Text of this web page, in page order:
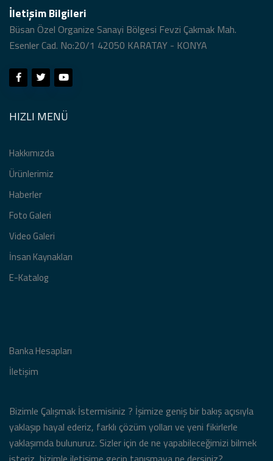
İletişim Bilgileri
Büsan Özel Organize Sanayi Bölgesi Fevzi Çakmak Mah.
Esenler Cad. No:20/1 42050 KARATAY - KONYA
HIZLI MENÜ
Hakkımızda
Ürünlerimiz
Haberler
Foto Galeri
Video Galeri
İnsan Kaynakları
E-Katalog
Banka Hesapları
İletişim
Bizimle Çalışmak İstermisiniz ? İşimize geniş bir bakış açısıyla
yaklaşıp hayal ederiz, farklı çözüm yolları ve yeni fikirlerle
yaklaşımda bulunuruz. Sizler için de ne yapabileceğimizi bilmek